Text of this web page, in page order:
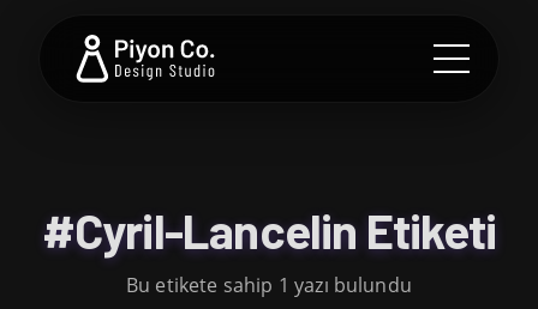
#Cyril-Lancelin Etiketi
Bu etikete sahip 1 yazı bulundu